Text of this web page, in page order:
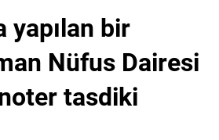
Русский
MENÜ
yapılan bir
Nüfus Dairesi
tasdiki